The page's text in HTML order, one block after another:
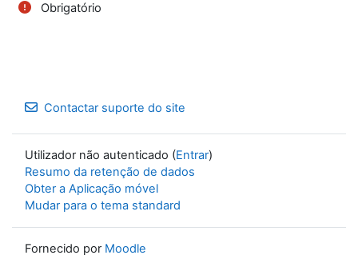
Obrigatório
Contactar suporte do site
Utilizador não autenticado (Entrar)
Resumo da retenção de dados
Obter a Aplicação móvel
Mudar para o tema standard
Fornecido por Moodle